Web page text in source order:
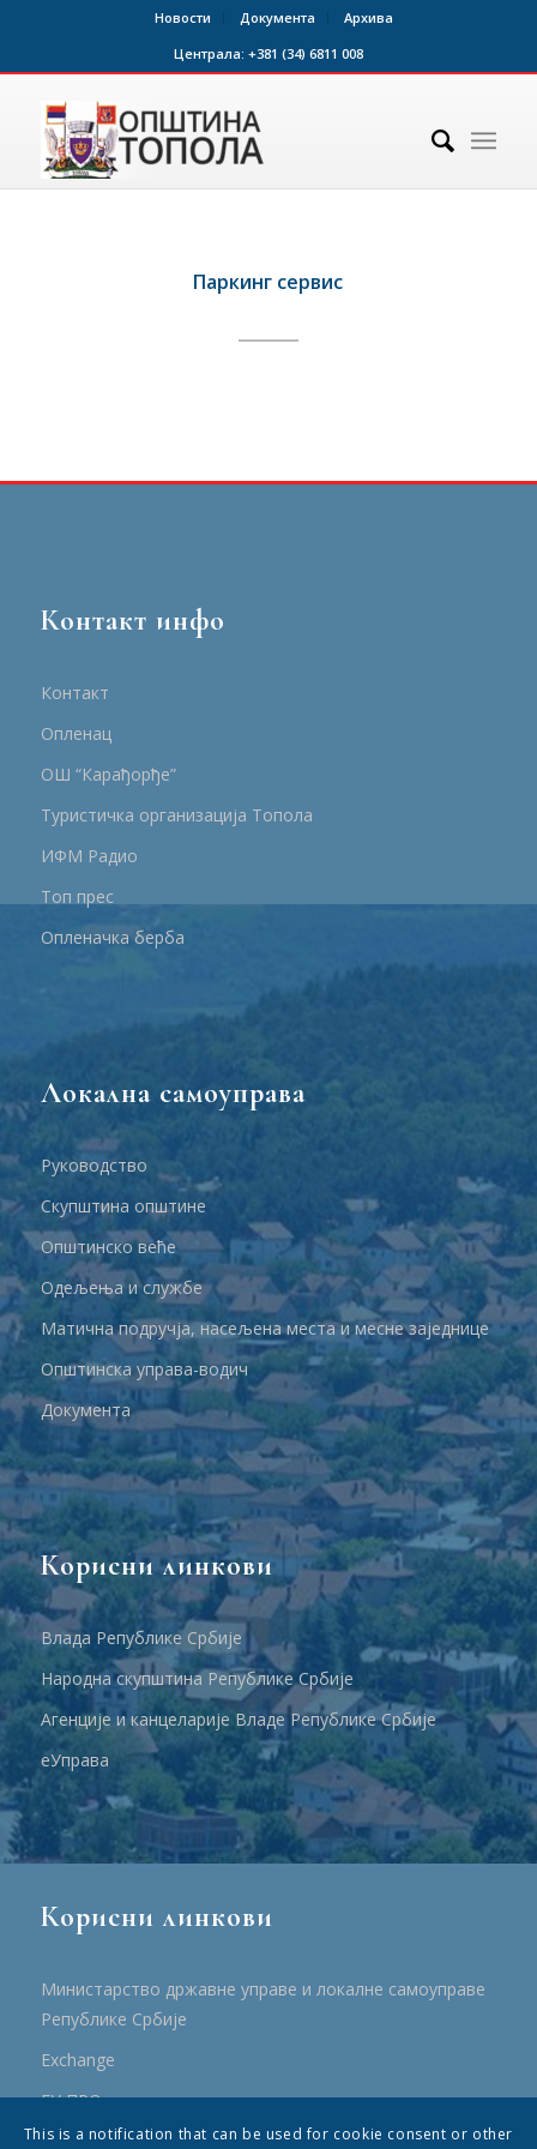
Новости Документа
Архива
Централа: +381 (34) 6811 008
Паркинг сервис
Контакт инфо
Контакт
Опленац
ОШ “Карађорђе”
Туристичка организација Топола
ИФМ Радио
Топ прес
Опленачка берба
Локална самоуправа
Руководство
Скупштина општине
Општинско веће
Одељења и службе
Матична подручја, насељена места и месне заједнице
Општинска управа-водич
Документа
Корисни линкови
Влада Републике Србије
Народна скупштина Републике Србије
Агенције и канцеларије Владе Републике Србије
еУправа
Корисни линкови
Министарство државне управе и локалне самоуправе
Републике Србије
Еxchange
ЕУ ПРО
ПРРР
This is a notification that can be used for cookie consent or other